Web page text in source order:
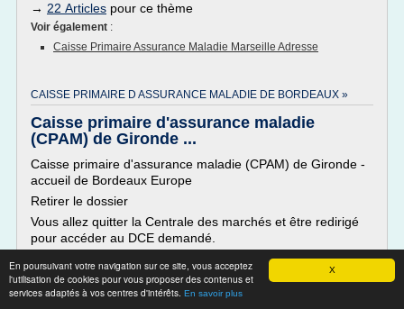
X
En poursuivant votre navigation sur ce site, vous acceptez
l'utilisation de cookies pour vous proposer des contenus et
services adaptés à vos centres d'intérêts. En savoir plus
→ 22 Articles pour ce thème
Voir également :
Caisse Primaire Assurance Maladie Marseille Adresse
CAISSE PRIMAIRE D ASSURANCE MALADIE DE BORDEAUX »
Caisse primaire d'assurance maladie
(CPAM) de Gironde ...
Caisse primaire d'assurance maladie (CPAM) de Gironde -
accueil de Bordeaux Europe
Retirer le dossier
Vous allez quitter la Centrale des marchés et être redirigé
pour accéder au DCE demandé.
Retrait avec identification
(recommandé : vous serez informé de toute modification de